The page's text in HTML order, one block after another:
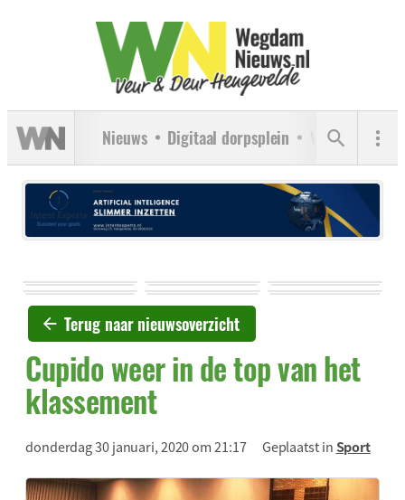
Nieuws Digitaal dorpsplein Verenigingen
Terug naar nieuwsoverzicht
Cupido weer in de top van het
klassement
donderdag 30 januari, 2020 om 21:17 Geplaatst inSport